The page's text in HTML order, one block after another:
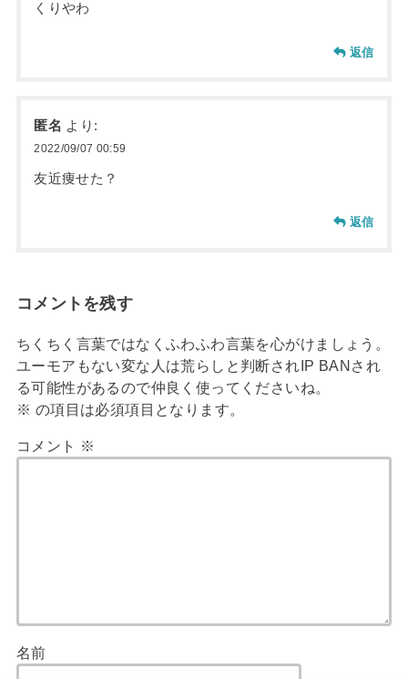
くりやわ
返信
匿名 より:
2022/09/07 00:59
友近痩せた？
返信
コメントを残す
ちくちく言葉ではなくふわふわ言葉を心がけましょう。
ユーモアもない変な人は荒らしと判断されIP BANされ
る可能性があるので仲良く使ってくださいね。
※ の項目は必須項目となります。
コメント ※
名前